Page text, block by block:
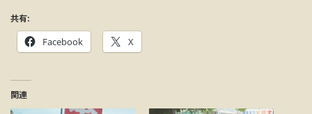
共有:
Facebook X
関連